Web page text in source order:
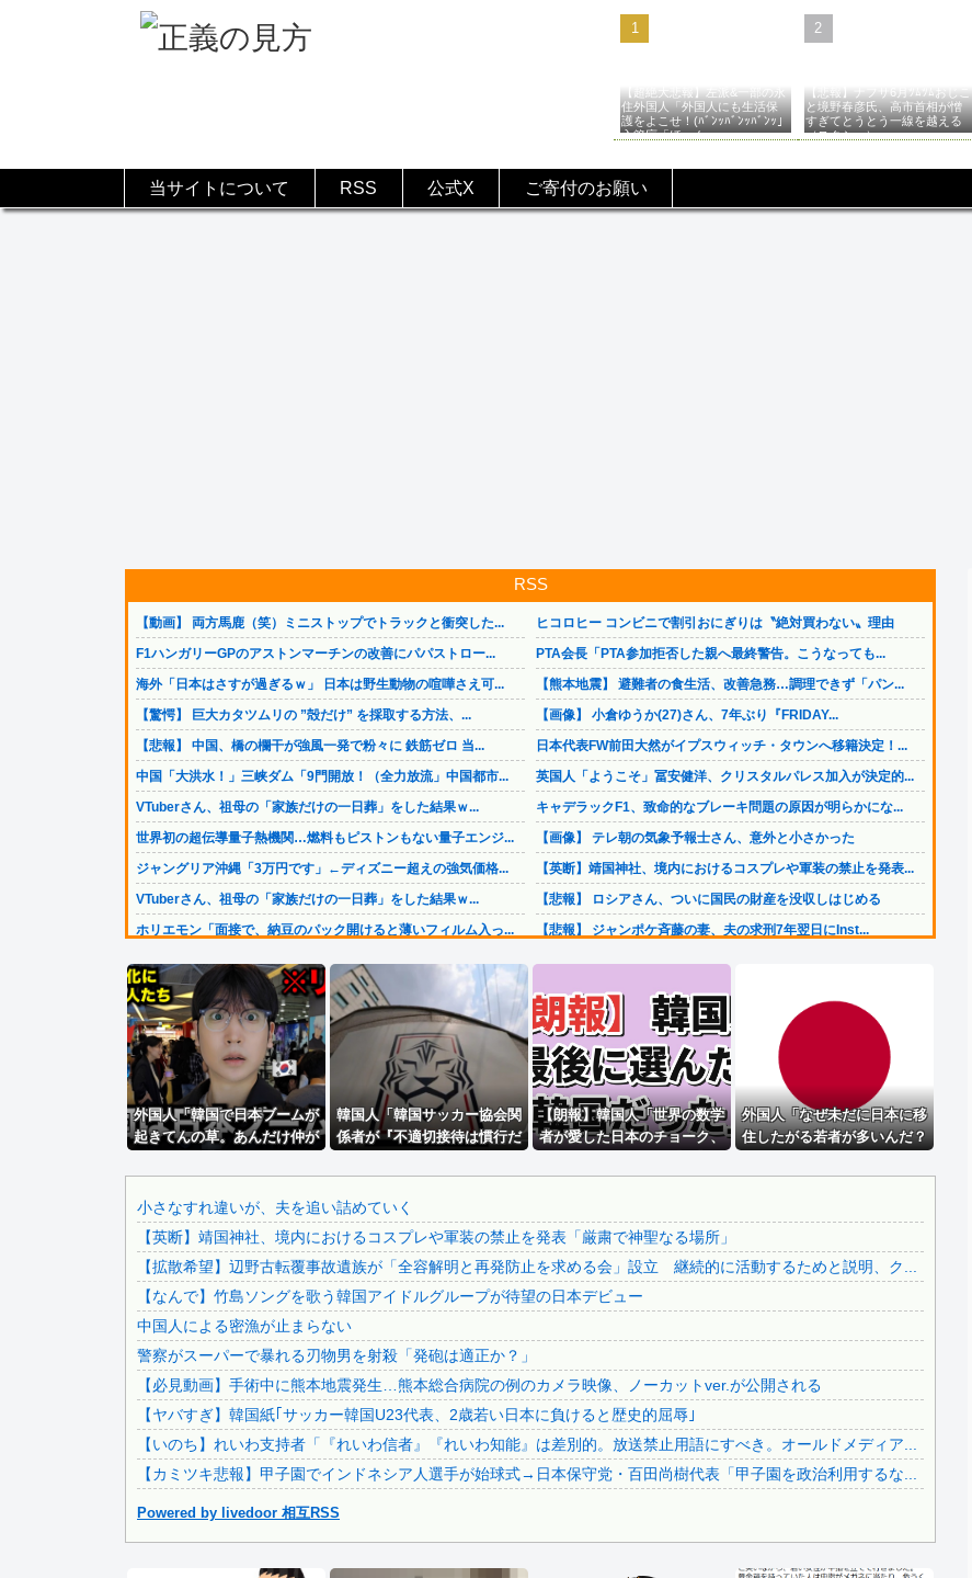
【超絶大悲報】左派&一部の永
住外国人「外国人にも生活保
護をよこせ！(ﾊﾞﾝｯﾊﾞﾝｯﾊﾞﾝｯ」
入管庁「ほーん…」→
【悲報】ナフサ6月ﾂﾑﾂﾑおじこ
と境野春彦氏、高市首相が憎
すぎてとうとう一線を越える
（スクショ）
当サイトについて RSS 公式X ご寄付のお願い
RSS
【動画】 両方馬鹿（笑）ミニストップでトラックと衝突した...
F1ハンガリーGPのアストンマーチンの改善にパパストロー...
海外「日本はさすが過ぎるｗ」 日本は野生動物の喧嘩さえ可...
【驚愕】 巨大カタツムリの ”殻だけ” を採取する方法、...
【悲報】 中国、橋の欄干が強風一発で粉々に 鉄筋ゼロ 当...
中国「大洪水！」三峡ダム「9門開放！（全力放流」中国都市...
VTuberさん、祖母の「家族だけの一日葬」をした結果ｗ...
世界初の超伝導量子熱機関…燃料もピストンもない量子エンジ...
ジャングリア沖縄「3万円です」←ディズニー超えの強気価格...
VTuberさん、祖母の「家族だけの一日葬」をした結果ｗ...
ホリエモン「面接で、納豆のパック開けると薄いフィルム入っ...
ひろゆき「出馬する気ないから話さなかった」妻「それでも不...
【悲報】 ロシアさん、ついに国民の財産を没収しはじめる
お前ら「日本も核武装汁！」←１万発の核弾頭どこに
【画像】居酒屋さん、6人で長居して会計4939円しか使わ...
【艦これ】でもイベントのたびに思うんだ 空母機動部隊って...
【画像】思わず保存したくなる「笑える画像・最高な画像」貼...
兵庫県斎藤知事、不正会計の疑いで前知事に聞き取り調査へ
【悲報】中国、橋の欄干が強風一発で粉々に 鉄筋ゼロ 当局...
【女子バレー】185センチ・木村沙織、息子に「高い高い」...
視聴者に嫌がられる番組ばかり作ったフジテレビ、自業自得す...
「住信SBI」が「ドコモの銀行」に変わってうんざりしてる...
資産1億円突破でFIREの45歳独身男性が半年後に仕事復...
PTA会長「PTA参加拒否した親へ最終警告。こうなっても...
激混みのはずの東京駅で鍵が空いているコインロッカーが散見...
【悲報】 中国、橋の欄干が強風一発で粉々に 鉄筋ゼロ 当...
日本をダメにした総理大臣、ワースト１位が同点でこの人ｗｗ...
【悲報】坂口杏里、逃走ｗｗｗｗｗｗｗｗｗｗｗ
ヒコロヒー コンビニで割引おにぎりは〝絶対買わない〟理由
PTA会長「PTA参加拒否した親へ最終警告。こうなっても...
【熊本地震】 避難者の食生活、改善急務…調理できず「パン...
【画像】 小倉ゆうか(27)さん、7年ぶり『FRIDAY...
日本代表FW前田大然がイプスウィッチ・タウンへ移籍決定！...
英国人「ようこそ」冨安健洋、クリスタルパレス加入が決定的...
キャデラックF1、致命的なブレーキ問題の原因が明らかにな...
【画像】 テレ朝の気象予報士さん、意外と小さかった
【英断】靖国神社、境内におけるコスプレや軍装の禁止を発表...
【悲報】 ロシアさん、ついに国民の財産を没収しはじめる
【悲報】 ジャンポケ斉藤の妻、夫の求刑7年翌日にInst...
資産1億円突破でFIREの45歳独身男性が半年後に仕事復...
ホリエモン「面接で、納豆のパック開けると薄いフィルム入っ...
PTA会長「PTA参加拒否した親へ最終警告。こうなっても...
激混みのはずの東京駅で鍵が空いているコインロッカーが散見...
【悲報】 中国、橋の欄干が強風一発で粉々に 鉄筋ゼロ 当...
原爆ドーム前に居座る”市民団体”を警官隊が排除、その瞬間...
【悲報】坂口杏里、逃走ｗｗｗｗｗｗｗｗｗｗｗ
【拡散希望】辺野古転覆事故遺族が「全容解明と再発防止を求...
中国人による密漁が止まらない
【必見動画】手術中に熊本地震発生…熊本総合病院の例のカメ...
【ヤバすぎ】韓国紙｢サッカー韓国U23代表、2歳若い日本...
無気力な韓国代表、オーストリアにも0-1で敗北…3月のA...
3.1節がある月なのに…3月のカレンダーに日本の富士山・...
韓国代表、コートジボワールに0対4で完敗＝韓国の反応
外国人「韓国で日本ブームが
起きてんの草。あんだけ仲が
に・・・」
韓国人「韓国サッカー協会関
係者が『不適切接待は慣行だ
ルドカップ4強にも疑いの視
線が向けられる」
【朗報】韓国人「世界の数学
者が愛した日本のチョーク、
外国人「なぜ未だに日本に移
住したがる若者が多いんだ？
るのか？」
小さなすれ違いが、夫を追い詰めていく
【英断】靖国神社、境内におけるコスプレや軍装の禁止を発表「厳粛で神聖なる場所」
【拡散希望】辺野古転覆事故遺族が「全容解明と再発防止を求める会」設立 継続的に活動するためと説明、ク...
【なんで】竹島ソングを歌う韓国アイドルグループが待望の日本デビュー
中国人による密漁が止まらない
警察がスーパーで暴れる刃物男を射殺「発砲は適正か？」
【必見動画】手術中に熊本地震発生…熊本総合病院の例のカメラ映像、ノーカットver.が公開される
【ヤバすぎ】韓国紙｢サッカー韓国U23代表、2歳若い日本に負けると歴史的屈辱｣
【いのち】れいわ支持者「『れいわ信者』『れいわ知能』は差別的。放送禁止用語にすべき。オールドメディア...
【カミツキ悲報】甲子園でインドネシア人選手が始球式→日本保守党・百田尚樹代表「甲子園を政治利用するな...
Powered by livedoor 相互RSS